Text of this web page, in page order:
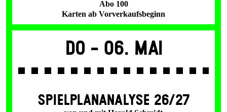
Abo 100
Karten ab Vorverkaufsbeginn
Do - 06. Mai
SPIEL­PLAN­ANALYSE 26/27